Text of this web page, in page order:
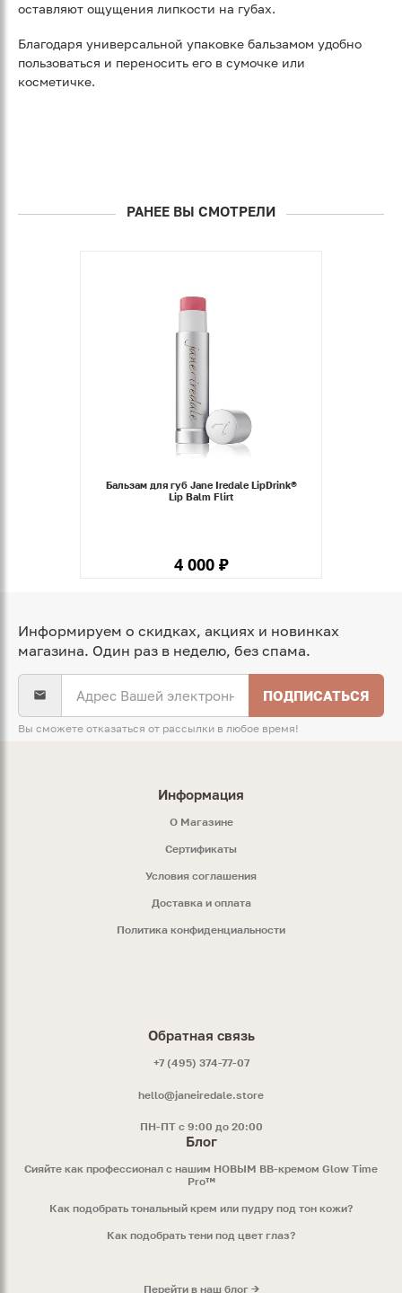
оставляют ощущения липкости на губах.
Благодаря универсальной упаковке бальзамом удобно
пользоваться и переносить его в сумочке или
косметичке.
РАНЕЕ ВЫ СМОТРЕЛИ
Бальзам для губ Jane Iredale LipDrink®
Lip Balm Flirt
4 000 ₽
Информируем о скидках, акциях и новинках
магазина. Один раз в неделю, без спама.
ПОДПИСАТЬСЯ
Вы сможете отказаться от рассылки в любое время!
Информация
O Магазине
Сертификаты
Условия соглашения
Доставка и оплата
Политика конфиденциальности
Обратная связь
+7 (495) 374-77-07
hello@janeiredale.store
ПН-ПТ с 9:00 до 20:00
Блог
Сияйте как профессионал с нашим НОВЫМ ВВ-кремом Glow Time
Pro™
Как подобрать тональный крем или пудру под тон кожи?
Как подобрать тени под цвет глаз?
Перейти в наш блог →